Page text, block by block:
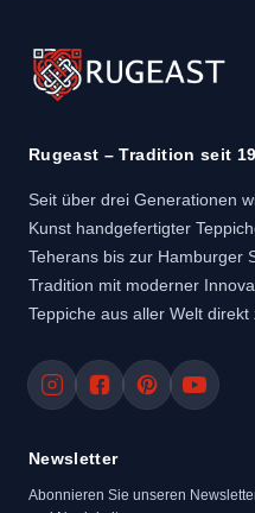
Rugeast – Tradition seit
Seit über drei Generationen
Kunst handgefertigter
Teherans bis zur Hamburger
Tradition mit moderner
Teppiche aus aller Welt direkt
Newsletter
Abonnieren Sie unseren